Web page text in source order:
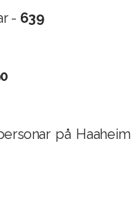
- 639
på Haaheim